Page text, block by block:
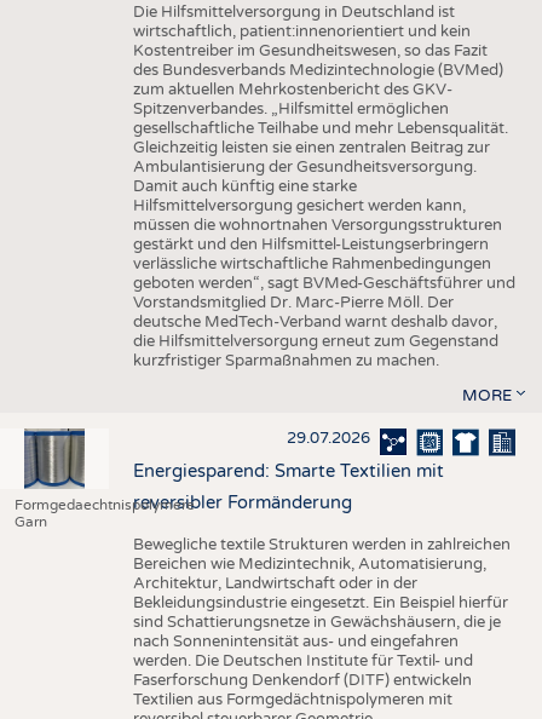
Die Hilfsmittelversorgung in Deutschland ist
wirtschaftlich, patient:innenorientiert und kein
Kostentreiber im Gesundheitswesen, so das Fazit
des Bundesverbands Medizintechnologie (BVMed)
zum aktuellen Mehrkostenbericht des GKV-
Spitzenverbandes. „Hilfsmittel ermöglichen
gesellschaftliche Teilhabe und mehr Lebensqualität.
Gleichzeitig leisten sie einen zentralen Beitrag zur
Ambulantisierung der Gesundheitsversorgung.
Damit auch künftig eine starke
Hilfsmittelversorgung gesichert werden kann,
müssen die wohnortnahen Versorgungsstrukturen
gestärkt und den Hilfsmittel-Leistungserbringern
verlässliche wirtschaftliche Rahmenbedingungen
geboten werden“, sagt BVMed-Geschäftsführer und
Vorstandsmitglied Dr. Marc-Pierre Möll. Der
deutsche MedTech-Verband warnt deshalb davor,
die Hilfsmittelversorgung erneut zum Gegenstand
kurzfristiger Sparmaßnahmen zu machen.
MORE
Formgedaechtnispolymere
Garn
29.07.2026
Energiesparend: Smarte Textilien mit
reversibler Formänderung
Bewegliche textile Strukturen werden in zahlreichen
Bereichen wie Medizintechnik, Automatisierung,
Architektur, Landwirtschaft oder in der
Bekleidungsindustrie eingesetzt. Ein Beispiel hierfür
sind Schattierungsnetze in Gewächshäusern, die je
nach Sonnenintensität aus- und eingefahren
werden. Die Deutschen Institute für Textil- und
Faserforschung Denkendorf (DITF) entwickeln
Textilien aus Formgedächtnispolymeren mit